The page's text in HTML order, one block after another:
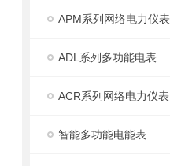
APM系列网络电力仪表
ADL系列多功能电表
ACR系列网络电力仪表
智能多功能电能表